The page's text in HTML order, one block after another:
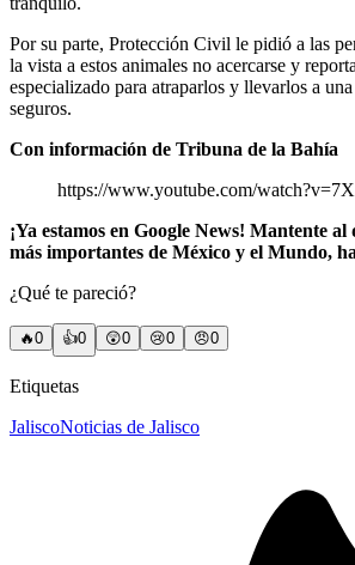
Por su parte, Protección Civil le pidió a las
la vista a estos animales no acercarse y
especializado para atraparlos y llevarlos a
seguros.
Con información de Tribuna de la Bahía
https://www.youtube.com/
¡Ya estamos en Google News! Mantente
más importantes de México y el Mundo,
¿Qué te pareció?
🔥0 👍0 😲0 😢0 😠0
Etiquetas
JaliscoNoticias de Jalisco